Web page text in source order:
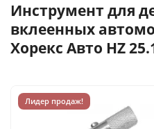
Инструмент для
вклеенных
Хорекс Авто HZ
Лидер продаж!